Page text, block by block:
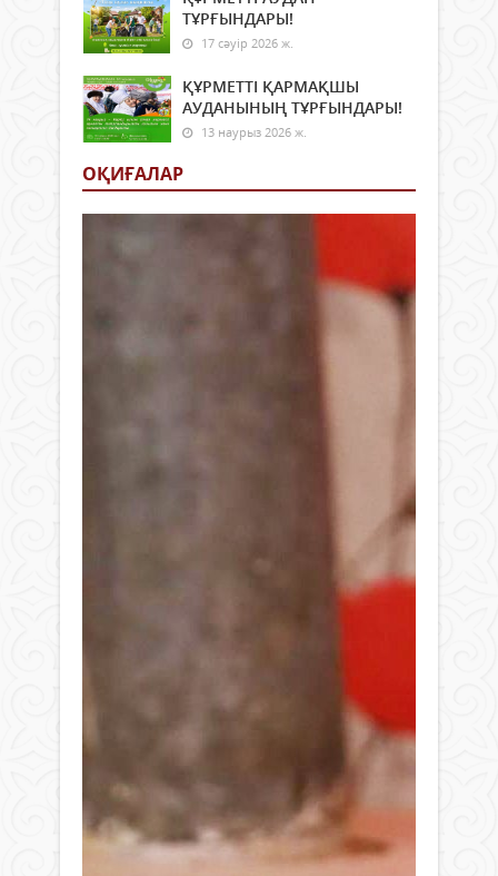
ТҰРҒЫНДАРЫ!
17 сәуір 2026 ж.
ҚҰРМЕТТІ ҚАРМАҚШЫ
АУДАНЫНЫҢ ТҰРҒЫНДАРЫ!
13 наурыз 2026 ж.
ОҚИҒАЛАР